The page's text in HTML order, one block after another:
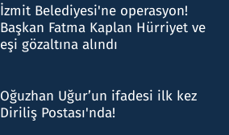
İzmit Belediyesi'ne operasyon!
Başkan Fatma Kaplan Hürriyet ve
eşi gözaltına alındı
Oğuzhan Uğur’un ifadesi ilk kez
Diriliş Postası'nda!